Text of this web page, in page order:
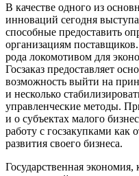
В качестве одного из
инноваций сегодня
способные предоставить
организациям
рода локомотивом для
Госзаказ предоставляет
возможность выйти на
и несколько
управленческие методы.
и о субъектах малого
работу с госзакупками как
развития своего бизнеса.
Государственная